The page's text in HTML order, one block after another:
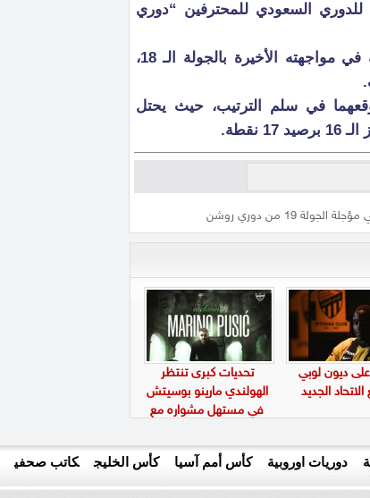
الرياضية بحائل، في مباراة مؤجلة من الجولة الـ 19 للدوري السعودي للمحترفين “دوري
وكان الطائي قد خسر من ضمك بثلاثة أهدف نظيفة في مواجهته الأخيرة بالجولة الـ 18،
في سلم الترتيب، حيث يحتل
19 من دوري روشن
ديون لوبي
الجديد
تحديات كبرى تنتظر
الهولندي مارينو بوسيتش
في مستهل مشواره مع
دوريات اوروبية كأس أمم آسيا كأس الخليج كاتب صحفي